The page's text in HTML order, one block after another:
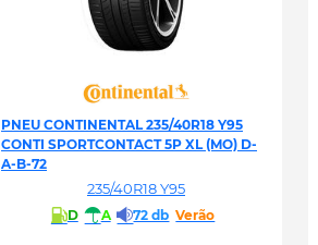
PNEU CONTINENTAL 235/40R18 Y95
CONTI SPORTCONTACT 5P XL (MO) D-
A-B-72
235/40R18 Y95
D A 72 db Verão